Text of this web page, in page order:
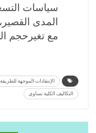
سياسات
المدى
مع تغيرحجم
الإنتقادات الموجهة للطريقة
التكاليف الكلية تساوي